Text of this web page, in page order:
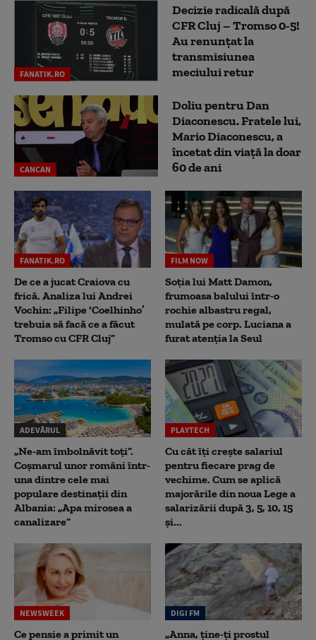
FANATIK.RO
Decizie radicală după
CFR Cluj – Tromso 0-5!
Au renunțat la
transmisiunea
meciului retur
CANCAN
Doliu pentru Dan
Diaconescu. Fratele lui,
Mario Diaconescu, a
încetat din viață la doar
60 de ani
FANATIK.RO
De ce a jucat Craiova cu
frică. Analiza lui Andrei
Vochin: „Filipe ‘Coelhinho’
trebuia să facă ce a făcut
Tromso cu CFR Cluj”
FILM NOW
Soția lui Matt Damon,
frumoasa balului într-o
rochie albastru regal,
mulată pe corp. Luciana a
furat atenția la Seul
ADEVĂRUL
„Ne-am îmbolnăvit toți”.
Coșmarul unor români într-
una dintre cele mai
populare destinații din
Albania: „Apa mirosea a
canalizare”
PLAYTECH
Cu cât îți crește salariul
pentru fiecare prag de
vechime. Cum se aplică
majorările din noua Lege a
salarizării după 3, 5, 10, 15
și...
NEWSWEEK
Ce pensie a primit un
DIGI FM
„Anna, ţine-ţi prostul